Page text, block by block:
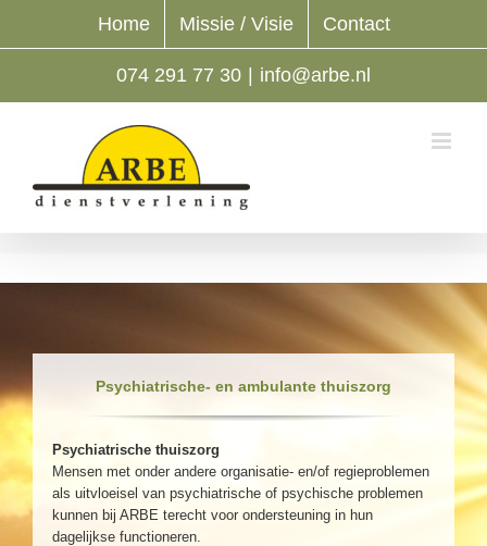
inhoud
Home Missie / Visie Contact
074 291 77 30 | info@arbe.nl
Psychiatrische- en ambulante thuiszorg
Psychiatrische thuiszorg
Mensen met onder andere organisatie- en/of regieproblemen
als uitvloeisel van psychiatrische of psychische problemen
kunnen bij ARBE terecht voor ondersteuning in hun
dagelijkse functioneren.